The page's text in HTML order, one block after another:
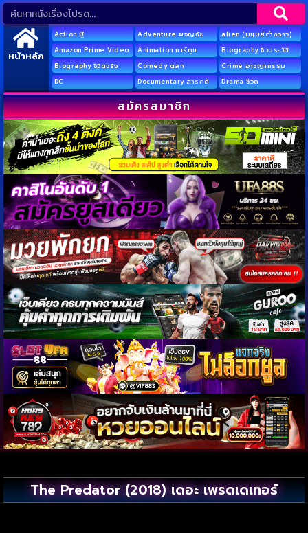
หน้าหลัก
Action บู๊ Adventure ผจญภัย
alien (มนุษย์ต่างดาว)
Amazon Prime Video
Animation การ์ตูน
Biography ชีวประวัติ
Biography ชีวิตจริง
Comedy ตลก
Crime อาชญากรรม
DC
Documentary สารคดี Drama ชีวิต
สมัครสมาชิก
The Predator (2018) เดอะ เพรดเดเทอร์